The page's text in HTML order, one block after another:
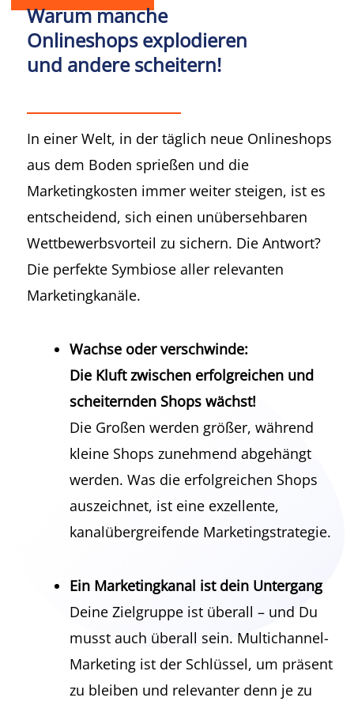
Warum manche
Onlineshops explodieren
und andere scheitern!
In einer Welt, in der täglich neue Onlineshops
aus dem Boden sprießen und die
Marketingkosten immer weiter steigen, ist es
entscheidend, sich einen unübersehbaren
Wettbewerbsvorteil zu sichern. Die Antwort?
Die perfekte Symbiose aller relevanten
Marketingkanäle.
Wachse oder verschwinde:
Die Kluft zwischen erfolgreichen und
scheiternden Shops wächst!
Die Großen werden größer, während
kleine Shops zunehmend abgehängt
werden. Was die erfolgreichen Shops
auszeichnet, ist eine exzellente,
kanalübergreifende Marketingstrategie.
Ein Marketingkanal ist dein Untergang​
Deine Zielgruppe ist überall – und Du
musst auch überall sein. Multichannel-
Marketing ist der Schlüssel, um präsent
zu bleiben und relevanter denn je zu